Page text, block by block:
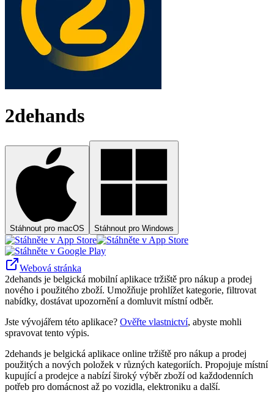
2dehands
Stáhnout pro macOS Stáhnout pro Windows
Webová stránka
2dehands je belgická mobilní aplikace tržiště pro nákup a prodej
nového i použitého zboží. Umožňuje prohlížet kategorie, filtrovat
nabídky, dostávat upozornění a domluvit místní odběr.
Jste vývojářem této aplikace? Ověřte vlastnictví, abyste mohli
spravovat tento výpis.
2dehands je belgická aplikace online tržiště pro nákup a prodej
použitých a nových položek v různých kategoriích. Propojuje místní
kupující a prodejce a nabízí široký výběr zboží od každodenních
potřeb pro domácnost až po vozidla, elektroniku a další.